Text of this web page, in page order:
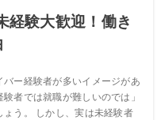
経験大歓迎！働き
ー経験者が多いイメージがあ
者では就職が難しいのでは」
ょう。 しかし、実は未経験者